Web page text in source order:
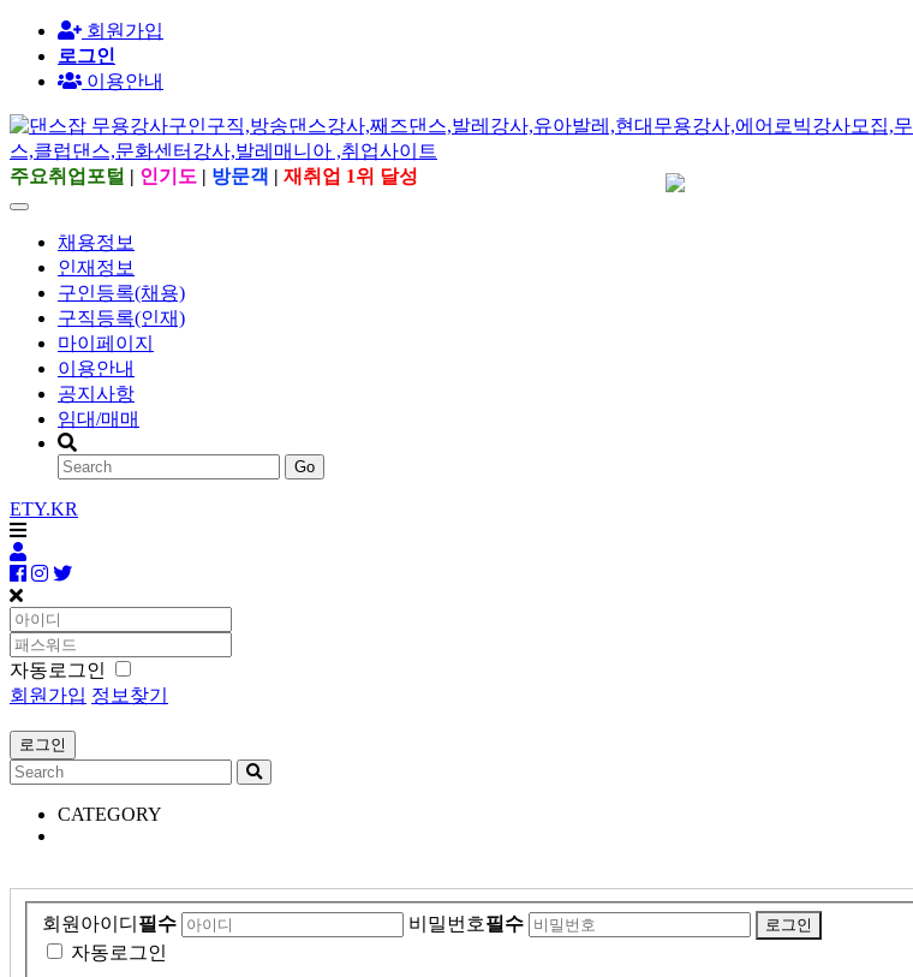
회원가입
로그인
이용안내
주요취업포털 | 인기도 | 방문객 | 재취업 1위 달성
채용정보
인재정보
구인등록(채용)
구직등록(인재)
마이페이지
이용안내
공지사항
임대/매매
Go
ETY.KR
자동로그인
회원가입 정보찾기
CATEGORY
회원아이디 필수 비밀번호필수
자동로그인